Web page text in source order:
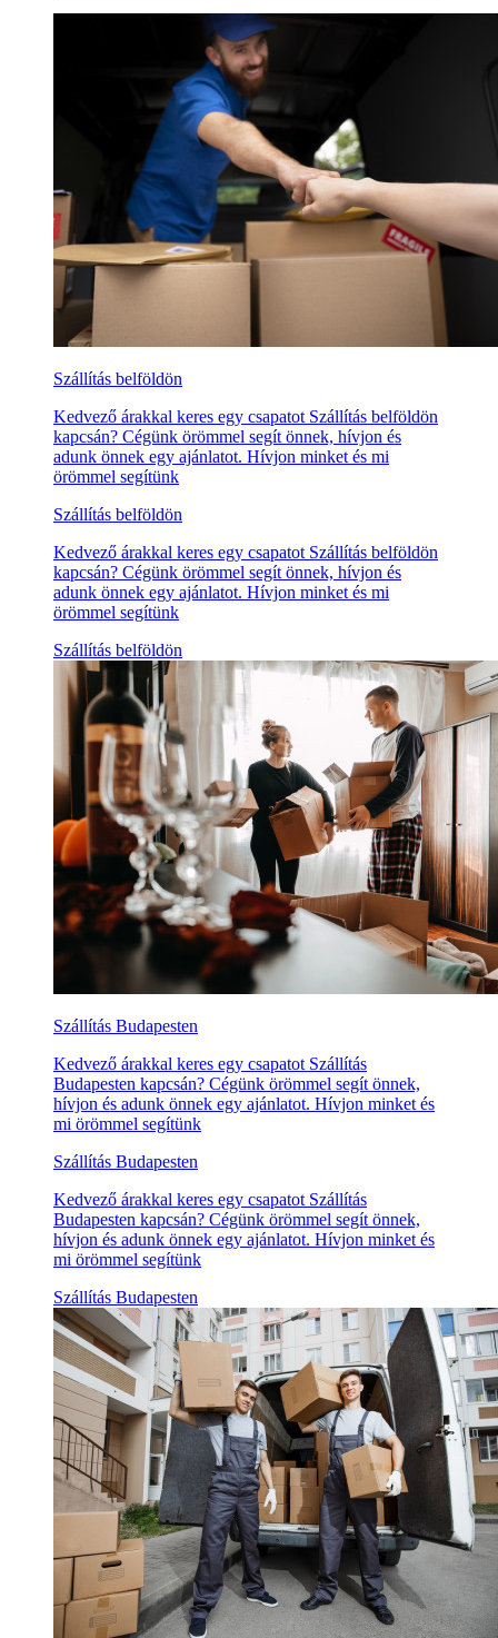
Szállítás belföldön
Kedvező árakkal keres egy csapatot Szállítás belföldön
kapcsán? Cégünk örömmel segít önnek, hívjon és
adunk önnek egy ajánlatot. Hívjon minket és mi
örömmel segítünk
Szállítás belföldön
Kedvező árakkal keres egy csapatot Szállítás belföldön
kapcsán? Cégünk örömmel segít önnek, hívjon és
adunk önnek egy ajánlatot. Hívjon minket és mi
örömmel segítünk
Szállítás belföldön
Szállítás Budapesten
Kedvező árakkal keres egy csapatot Szállítás
Budapesten kapcsán? Cégünk örömmel segít önnek,
hívjon és adunk önnek egy ajánlatot. Hívjon minket és
mi örömmel segítünk
Szállítás Budapesten
Kedvező árakkal keres egy csapatot Szállítás
Budapesten kapcsán? Cégünk örömmel segít önnek,
hívjon és adunk önnek egy ajánlatot. Hívjon minket és
mi örömmel segítünk
Szállítás Budapesten